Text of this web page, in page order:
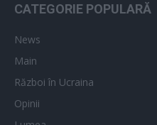
CATEGORIE POPULARĂ
News
Main
Război în Ucraina
Opinii